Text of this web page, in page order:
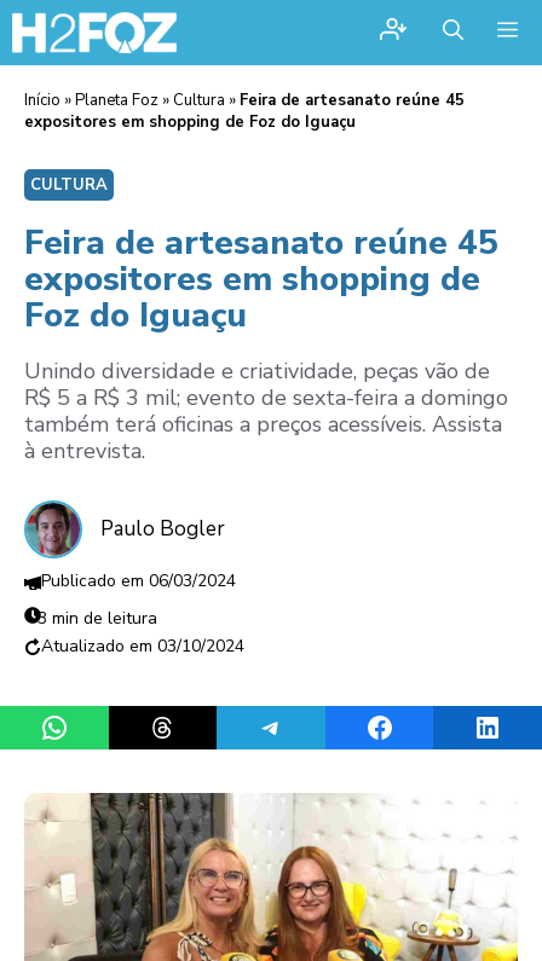
Início »Planeta Foz » Cultura » Feira de artesanato reúne 45
expositores em shopping de Foz do Iguaçu
CULTURA
Feira de artesanato reúne 45
expositores em shopping de
Foz do Iguaçu
Unindo diversidade e criatividade, peças vão de
R$ 5 a R$ 3 mil; evento de sexta-feira a domingo
também terá oficinas a preços acessíveis. Assista
à entrevista.
Paulo Bogler
06/03/2024
3 min de leitura
03/10/2024
Share on WhatsAppShare on ThreadsShare on TelegramShare on Facebook